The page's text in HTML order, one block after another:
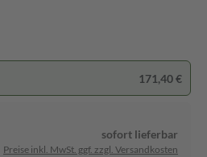
171,40 €
sofort lieferbar
Preise inkl. MwSt. ggf. zzgl. Versandkosten